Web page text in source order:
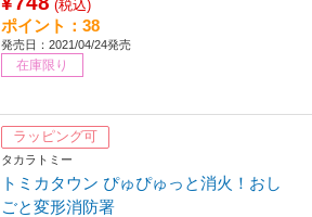
(税込)
ポイント：38
発売日：2021/04/24発売
在庫限り
ラッピング可
タカラトミー
トミカタウン ぴゅぴゅっと消火！おし
ごと変形消防署